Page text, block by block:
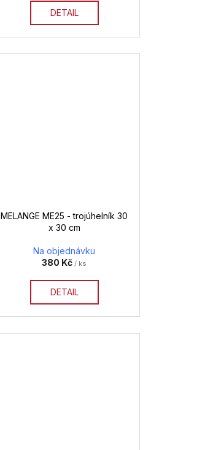
DETAIL
MELANGE ME25 - trojúhelník 30
x 30 cm
Na objednávku
380 Kč/ ks
DETAIL